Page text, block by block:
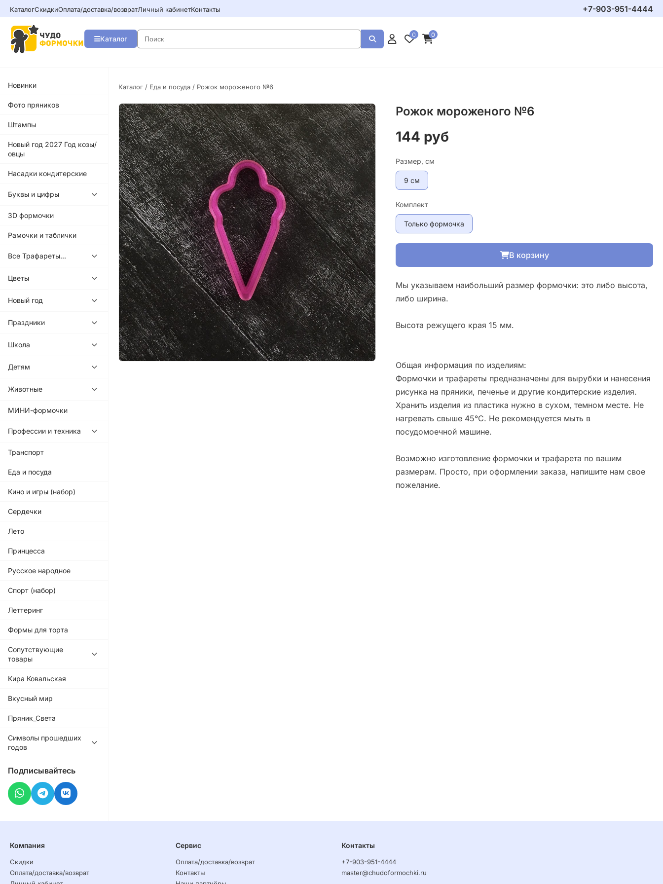
КаталогСкидкиОплата/доставка/возвратЛичный кабинетКонтакты +7-903-951-4444
Каталог
0 0
Новинки
Фото пряников
Штампы
Новый год 2027 Год козы/
овцы
Насадки кондитерские
Буквы и цифры
3D формочки
Рамочки и таблички
Все Трафареты...
Цветы
Новый год
Праздники
Школа
Детям
Животные
МИНИ-формочки
Профессии и техника
Транспорт
Еда и посуда
Кино и игры (набор)
Сердечки
Лето
Принцесса
Русское народное
Спорт (набор)
Леттеринг
Формы для торта
Сопутствующие
товары
Кира Ковальская
Вкусный мир
Пряник_Света
Символы прошедших
годов
Подписывайтесь
Каталог / Еда и посуда / Рожок мороженого №6
Рожок мороженого №6
144 руб
Размер, см
9 см
Комплект
Только формочка
В корзину
Мы указываем наибольший размер формочки: это либо высота,
либо ширина.
Высота режущего края 15 мм.
Общая информация по изделиям:
Формочки и трафареты предназначены для вырубки и нанесения
рисунка на пряники, печенье и другие кондитерские изделия.
Хранить изделия из пластика нужно в сухом, темном месте. Не
нагревать свыше 45°С. Не рекомендуется мыть в
посудомоечной машине.
Возможно изготовление формочки и трафарета по вашим
размерам. Просто, при оформлении заказа, напишите нам свое
пожелание.
Компания
Скидки
Оплата/доставка/возврат
Сервис
Оплата/доставка/возврат
Контакты
Контакты
+7-903-951-4444
master@chudoformochki.ru